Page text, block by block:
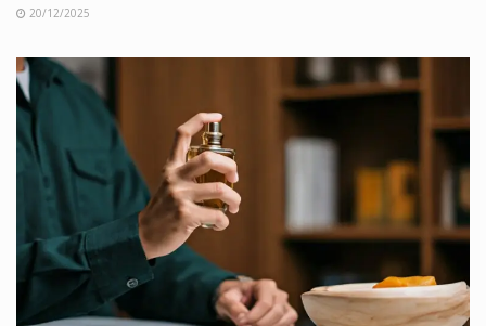
20/12/2025